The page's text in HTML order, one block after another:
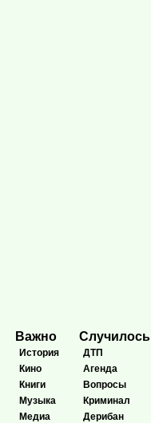
Важно
История
Кино
Книги
Музыка
Медиа
Случилось
ДТП
Агенда
Вопросы
Криминал
Дерибан